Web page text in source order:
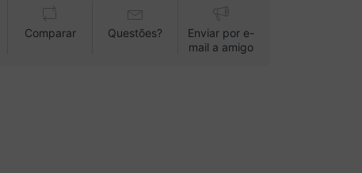
Comparar Questões?
Enviar por e-
mail a amigo